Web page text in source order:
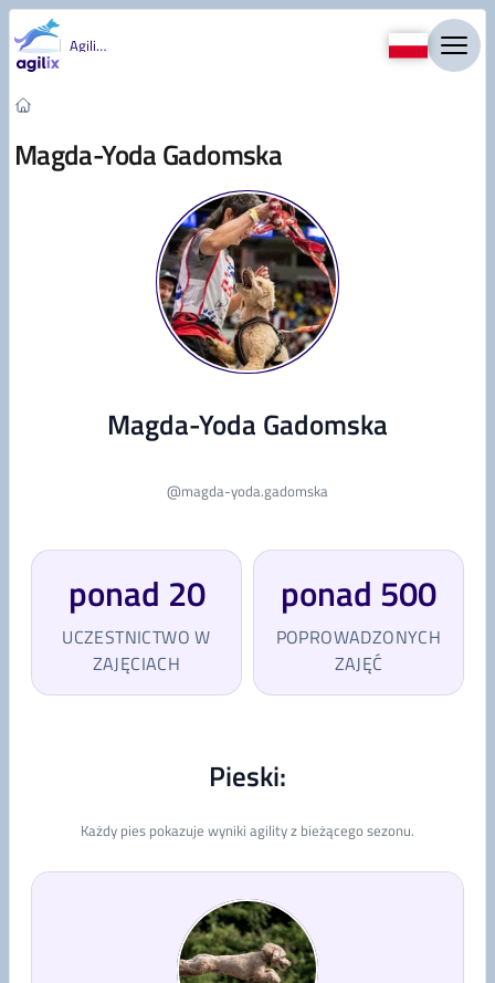
Przejdź do treści
Agility
Magda-Yoda Gadomska
Magda-Yoda Gadomska
@magda-yoda.gadomska
ponad 20
UCZESTNICTWO W
ZAJĘCIACH
ponad 500
POPROWADZONYCH
ZAJĘĆ
Pieski:
Każdy pies pokazuje wyniki agility z bieżącego sezonu.